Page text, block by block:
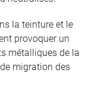
la teinture et le
provoquer un
métalliques de la
migration des